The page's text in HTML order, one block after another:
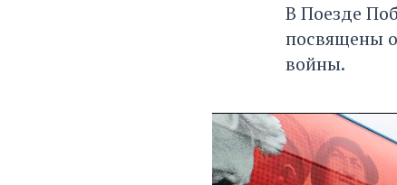
В Поезде
посвящены
войны.